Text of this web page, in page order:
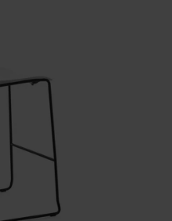
l’habitat et la
avec le design. C’est
qui guide chaque étape
proposition Kastel nait
d’ergonomie, le rapport
des matériaux, le choix
maximale associée à
garantir une qualité qui
un point de référence
une référence de